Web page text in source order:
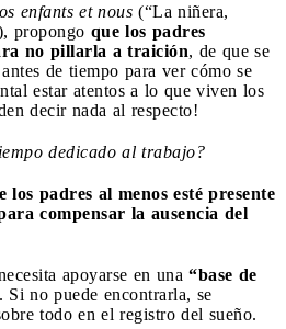
enfants et nous (“La niñera,
propongo que los padres
no pillarla a traición, de que se
de tiempo para ver cómo se
estar atentos a lo que viven los
decir nada al respecto!
dedicado al trabajo?
padres al menos esté presente
compensar la ausencia del
apoyarse en una “base de
Si no puede encontrarla, se
todo en el registro del sueño.